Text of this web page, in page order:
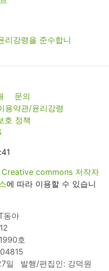
문의
용약관/윤리강령
호 정책
Creative commons 저작자
에 따라 이용할 수 있습니
동아
호
일
발행/편집인: 강덕원